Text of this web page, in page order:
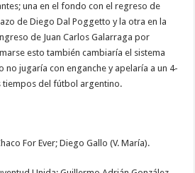
una en el fondo con el regreso de
de Diego Dal Poggetto y la otra en la
de Juan Carlos Galarraga por
esto también cambiaría el sistema
no jugaría con enganche y apelaría a un 4-
tiempos del fútbol argentino.
For Ever; Diego Gallo (V. María).